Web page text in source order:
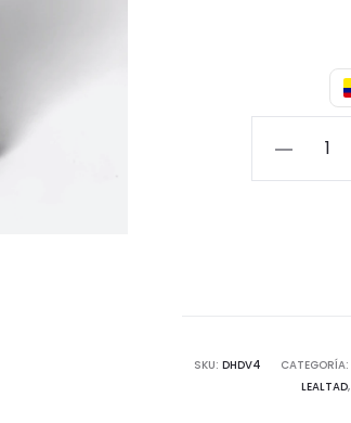
SKU: DHDV4 CATEGORÍA:
LEALTAD,